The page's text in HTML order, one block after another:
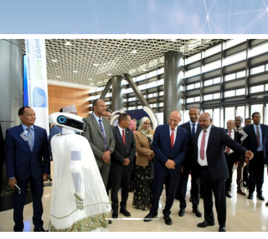
Previous Next